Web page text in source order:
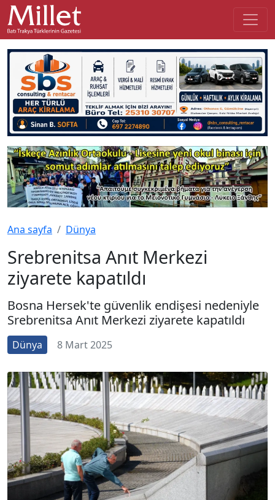
Ana sayfa Dünya
Srebrenitsa Anıt Merkezi
ziyarete kapatıldı
Bosna Hersek'te güvenlik endişesi nedeniyle
Srebrenitsa Anıt Merkezi ziyarete kapatıldı
Dünya 8 Mart 2025